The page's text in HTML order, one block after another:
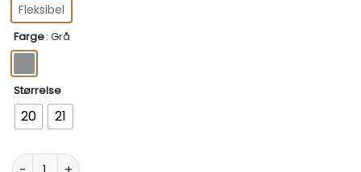
Fleksibel
Farge: Grå
Størrelse
20 21
Første joggesko - Biomecanics antall